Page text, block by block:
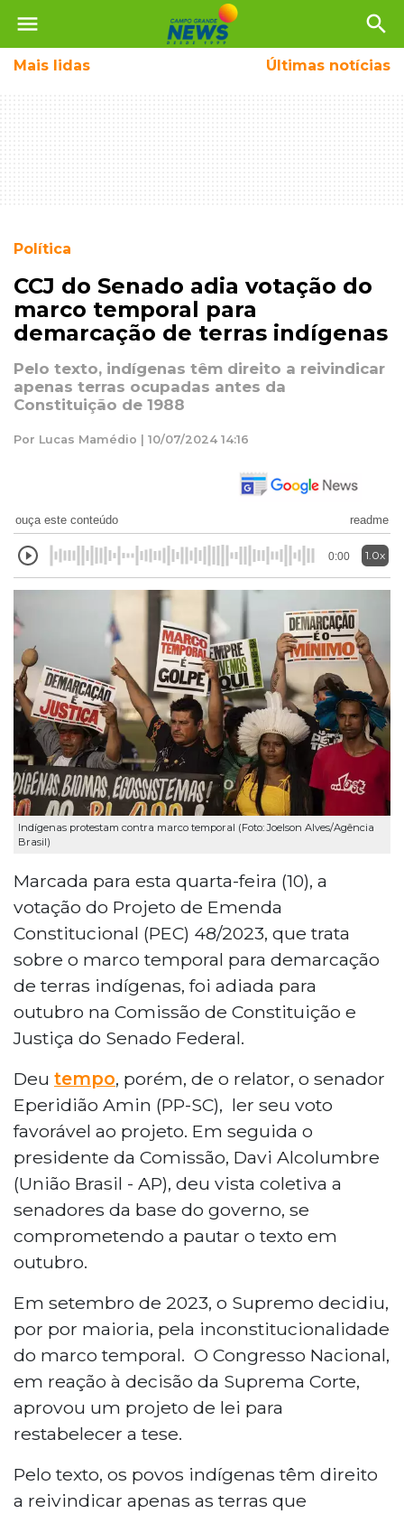
menu search
Mais lidas Últimas notícias
Política
CCJ do Senado adia votação do
marco temporal para
demarcação de terras indígenas
Pelo texto, indígenas têm direito a reivindicar
apenas terras ocupadas antes da
Constituição de 1988
Por Lucas Mamédio | 10/07/2024 14:16
ouça este conteúdo readme
0:00 1.0x
Indígenas protestam contra marco temporal (Foto: Joelson Alves/Agência
Brasil)
Marcada para esta quarta-feira (10), a
votação do Projeto de Emenda
Constitucional (PEC) 48/2023, que trata
sobre o marco temporal para demarcação
de terras indígenas, foi adiada para
outubro na Comissão de Constituição e
Justiça do Senado Federal.
Deu tempo, porém, de o relator, o senador
Eperidião Amin (PP-SC), ler seu voto
favorável ao projeto. Em seguida o
presidente da Comissão, Davi Alcolumbre
(União Brasil - AP), deu vista coletiva a
senadores da base do governo, se
comprometendo a pautar o texto em
outubro.
Em setembro de 2023, o Supremo decidiu,
por por maioria, pela inconstitucionalidade
do marco temporal. O Congresso Nacional,
em reação à decisão da Suprema Corte,
aprovou um projeto de lei para
restabelecer a tese.
Pelo texto, os povos indígenas têm direito
a reivindicar apenas as terras que